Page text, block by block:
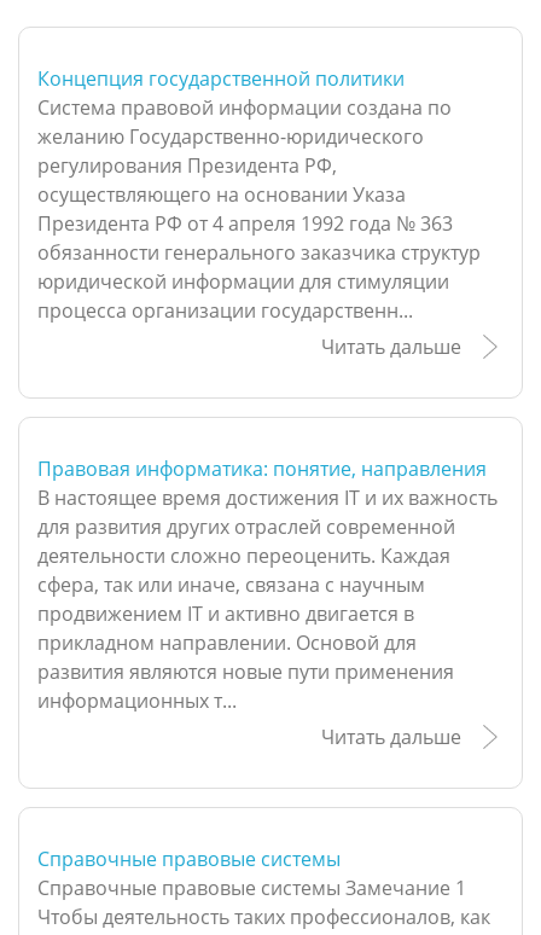
Концепция государственной политики
Система правовой информации создана по
желанию Государственно-юридического
регулирования Президента РФ,
осуществляющего на основании Указа
Президента РФ от 4 апреля 1992 года № 363
обязанности генерального заказчика структур
юридической информации для стимуляции
процесса организации государственн...
Читать дальше
Правовая информатика: понятие, направления
В настоящее время достижения IТ и их важность
для развития других отраслей современной
деятельности сложно переоценить. Каждая
сфера, так или иначе, связана с научным
продвижением IТ и активно двигается в
прикладном направлении. Основой для
развития являются новые пути применения
информационных т...
Читать дальше
Справочные правовые системы
Справочные правовые системы Замечание 1
Чтобы деятельность таких профессионалов, как